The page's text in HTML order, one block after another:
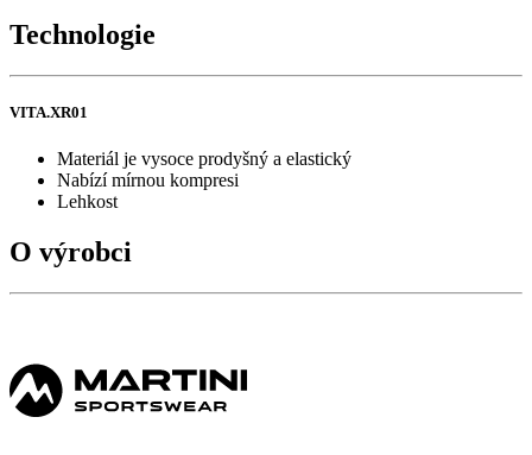
Technologie
VITA.XR01
Materiál je vysoce prodyšný a elastický
Nabízí mírnou kompresi
Lehkost
O výrobci